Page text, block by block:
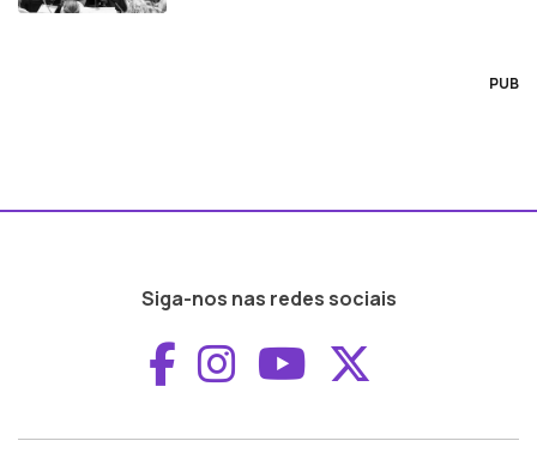
PUB
Siga-nos nas redes sociais
Aceder ao
Aceder ao
Aceder ao